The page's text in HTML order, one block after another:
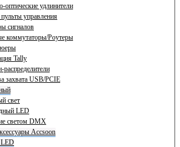
оптические удлинители
управления
сигналов
коммутаторы/Роутеры
Tally
распределители
захвата USB/PCIE
свет
LED
светом DMX
Accsoon
LED